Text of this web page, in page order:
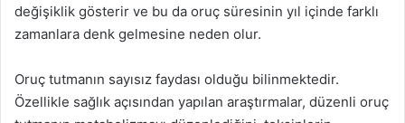
değişiklik gösterir ve bu da oruç süresinin yıl içinde farklı
zamanlara denk gelmesine neden olur.
Oruç tutmanın sayısız faydası olduğu bilinmektedir.
Özellikle sağlık açısından yapılan araştırmalar, düzenli oruç